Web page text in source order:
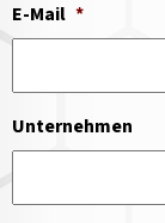
E-Mail *
Unternehmen